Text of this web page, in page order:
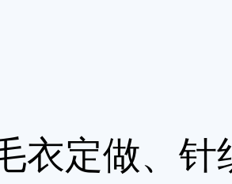
衣定做、